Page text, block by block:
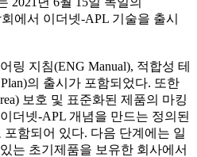
에서 이더넷-APL 기술을 출시
링 지침(ENG Manual), 적합성 테
Plan)의 출시가 포함되었다. 또한
보호 및 표준화된 제품의 마킹
더넷-APL 개념을 만드는 정의된
포함되어 있다. 다음 단계에는 일
는 초기제품을 보유한 회사에서